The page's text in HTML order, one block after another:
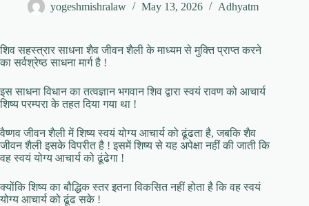
yogeshmishralaw May 13, 2026 Adhyatm
शिव सहस्त्रार साधना शैव जीवन शैली के माध्यम से मुक्ति प्राप्त करने
का सर्वश्रेष्ठ साधना मार्ग है !
इस साधना विधान का तत्वज्ञान भगवान शिव द्वारा स्वयं रावण को आचार्य
शिष्य परम्परा के तहत दिया गया था !
वैष्णव जीवन शैली में शिष्य स्वयं योग्य आचार्य को ढूंढता है, जबकि शैव
जीवन शैली इसके विपरीत है ! इसमें शिष्य से यह अपेक्षा नहीं की जाती कि
वह स्वयं योग्य आचार्य को ढूंढेगा !
क्योंकि शिष्य का बौद्धिक स्तर इतना विकसित नहीं होता है कि वह स्वयं
योग्य आचार्य को ढूंढ सके !